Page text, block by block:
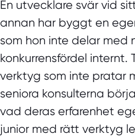
En utvecklare svär vid
annan har byggt en
som hon inte delar
konkurrensfördel internt.
verktyg som inte pratar
seniora konsulterna
vad deras erfarenhet
junior med rätt verktyg